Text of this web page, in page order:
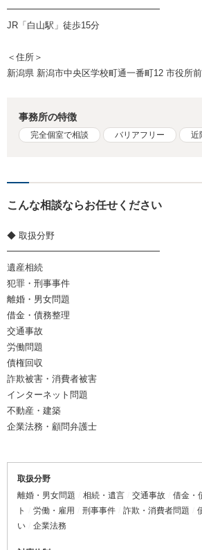
━━━━━━━━━━━━━━━━━
JR「白山駅」徒歩15分
＜住所＞
新潟県 新潟市中央区学校町通一番町12 市役所
事務所の特徴
完全個室で相談 バリアフリー 近
こんな相談ならお任せください
◆ 取扱分野
━━━━━━━━━━━━━━━━━
遺産相続
犯罪・刑事事件
離婚・男女問題
借金・債務整理
交通事故
労働問題
債権回収
詐欺被害・消費者被害
インターネット問題
不動産・建築
企業法務・顧問弁護士
取扱分野
離婚・男女問題
相続・遺言 交通事故 借金・
ト
労働・雇用 刑事事件 詐欺・消費者問題
い
企業法務